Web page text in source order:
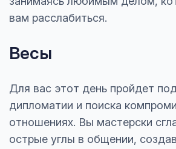
вам расслабиться.
Весы
Для вас этот день пройдет
дипломатии и поиска
отношениях. Вы мастерски
острые углы в общении,